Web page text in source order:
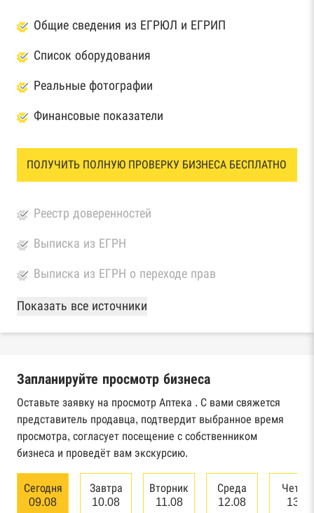
Общие сведения из ЕГРЮЛ и ЕГРИП
Список оборудования
Реальные фотографии
Финансовые показатели
ПОЛУЧИТЬ ПОЛНУЮ ПРОВЕРКУ БИЗНЕСА БЕСПЛАТНО
Реестр доверенностей
Выписка из ЕГРН
Выписка из ЕГРН о переходе прав
База Росстата
Реестры ЕГРЮЛ и ЕГРИП Федеральной
Реестр государственных контрактов
Федерального казначейства
Картотека арбитражных дел Высшего
арбитражного суда
Единый федеральный реестр сведений о
банкротстве юридических лиц
Показать все источники
Запланируйте просмотр бизнеса
Оставьте заявку на просмотр Аптека . С вами свяжется
представитель продавца, подтвердит выбранное время
просмотра, согласует посещение с собственником
бизнеса и проведёт вам экскурсию.
Сегодня
09.08
Завтра
10.08
Вторник
11.08
Среда
12.08
13.08